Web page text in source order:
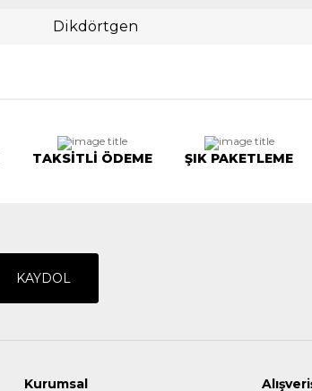
Dikdörtgen
TAKSİTLİ ÖDEME ŞIK PAKETLEME
KAYDOL
Kurumsal